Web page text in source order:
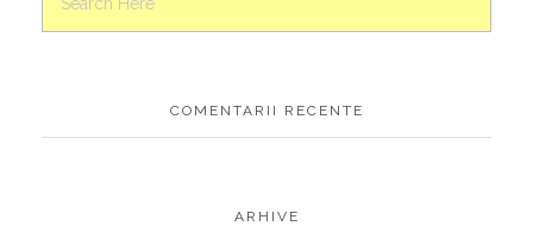
COMENTARII RECENTE
ARHIVE